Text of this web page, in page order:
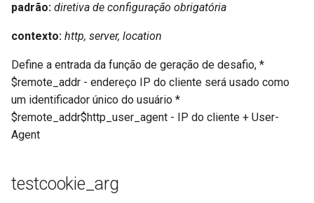
rack
redis-connector
redis-ratelimit
redis
padrão: diretiva de configuração obrigatória
contexto: http, server, location
Define a entrada da função de geração de desafio, *
$remote_addr - endereço IP do cliente será usado como
um identificador único do usuário *
$remote_addr$http_user_agent - IP do cliente + User-
Agent
testcookie_arg